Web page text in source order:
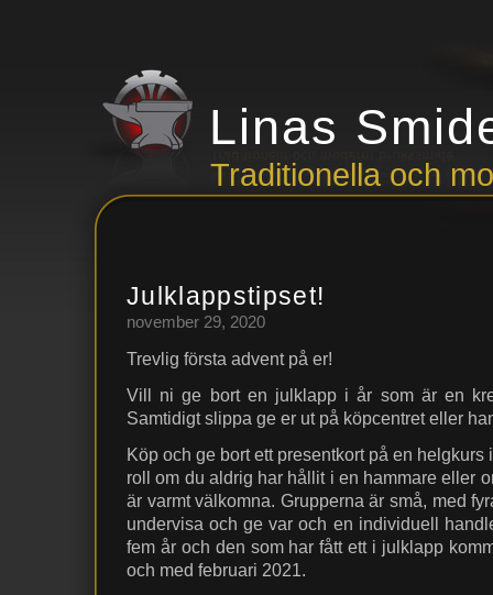
Linas
Traditionella och
Julklappstipset!
november 29, 2020
Trevlig första advent på er!
Vill ni ge bort en julklapp i år som är en
Samtidigt slippa ge er ut på köpcentret eller
Köp och ge bort ett presentkort på en
roll om du aldrig har hållit i en hammare eller
är varmt välkomna. Grupperna är små, med
undervisa och ge var och en individuell
fem år och den som har fått ett i julklapp
och med februari 2021.